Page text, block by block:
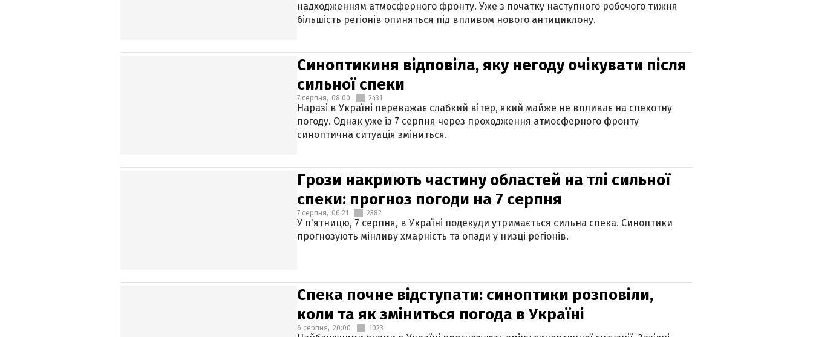
надходженням атмосферного фронту. Уже з початку наступного робочого тижня
більшість регіонів опиняться під впливом нового антициклону.
Синоптикиня відповіла, яку негоду очікувати після
сильної спеки
7 серпня, 08:00 2431
Наразі в Україні переважає слабкий вітер, який майже не впливає на спекотну
погоду. Однак уже із 7 серпня через проходження атмосферного фронту
синоптична ситуація зміниться.
Грози накриють частину областей на тлі сильної
спеки: прогноз погоди на 7 серпня
7 серпня, 06:21 2382
У п'ятницю, 7 серпня, в Україні подекуди утримається сильна спека. Синоптики
прогнозують мінливу хмарність та опади у низці регіонів.
Спека почне відступати: синоптики розповіли,
коли та як зміниться погода в Україні
6 серпня, 20:00 1023